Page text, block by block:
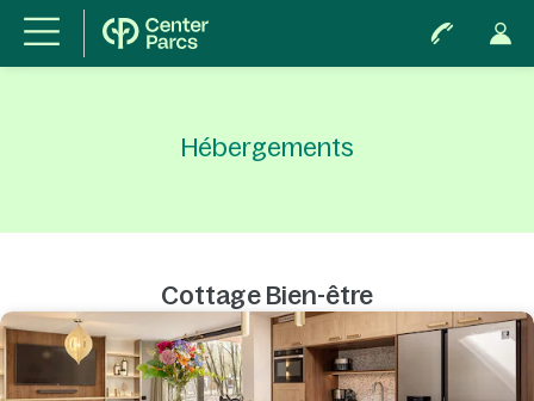
Hébergements
Cottage Bien-être